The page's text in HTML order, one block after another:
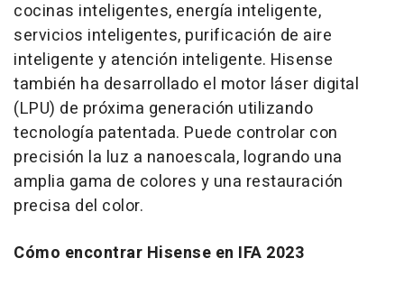
cocinas inteligentes, energía inteligente,
servicios inteligentes, purificación de aire
inteligente y atención inteligente. Hisense
también ha desarrollado el motor láser digital
(LPU) de próxima generación utilizando
tecnología patentada. Puede controlar con
precisión la luz a nanoescala, logrando una
amplia gama de colores y una restauración
precisa del color.
Cómo encontrar Hisense en IFA 2023